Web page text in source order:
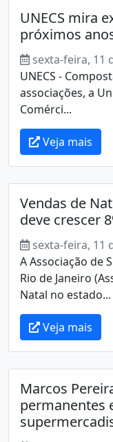
UNECS mira
próximos
sexta-feira, 11
UNECS -
associações, a
Comérci...
Veja mais
Vendas de
deve crescer
sexta-feira, 11
A Associação de
Rio de Janeiro
Natal no estado...
Veja mais
Marcos
permanentes